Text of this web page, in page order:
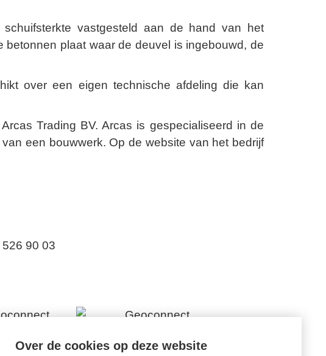
vastgesteld aan de hand van het
plaat waar de deuvel is ingebouwd, de
over een eigen technische afdeling die kan
Trading BV. Arcas is gespecialiseerd in de
een bouwwerk. Op de website van het bedrijf
90 03
Over de cookies op deze website